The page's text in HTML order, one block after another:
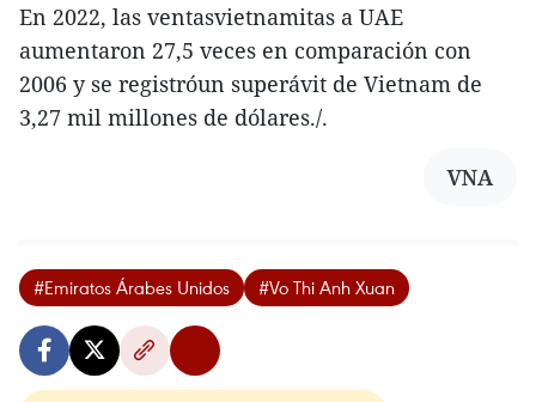
En 2022, las ventasvietnamitas a UAE
aumentaron 27,5 veces en comparación con
2006 y se registróun superávit de Vietnam de
3,27 mil millones de dólares./.
VNA
#Emiratos Árabes Unidos #Vo Thi Anh Xuan